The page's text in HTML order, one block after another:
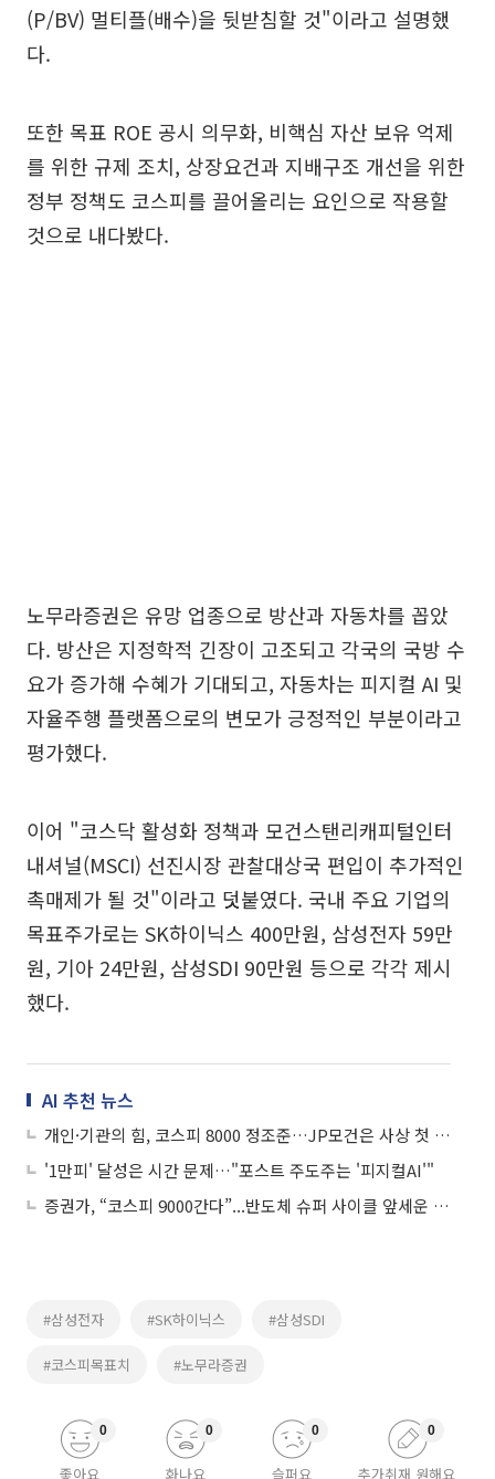
(P/BV) 멀티플(배수)을 뒷받침할 것"이라고 설명했
다.
또한 목표 ROE 공시 의무화, 비핵심 자산 보유 억제
를 위한 규제 조치, 상장요건과 지배구조 개선을 위한
정부 정책도 코스피를 끌어올리는 요인으로 작용할
것으로 내다봤다.
노무라증권은 유망 업종으로 방산과 자동차를 꼽았
다. 방산은 지정학적 긴장이 고조되고 각국의 국방 수
요가 증가해 수혜가 기대되고, 자동차는 피지컬 AI 및
자율주행 플랫폼으로의 변모가 긍정적인 부분이라고
평가했다.
이어 "코스닥 활성화 정책과 모건스탠리캐피털인터
내셔널(MSCI) 선진시장 관찰대상국 편입이 추가적인
촉매제가 될 것"이라고 덧붙였다. 국내 주요 기업의
목표주가로는 SK하이닉스 400만원, 삼성전자 59만
원, 기아 24만원, 삼성SDI 90만원 등으로 각각 제시
했다.
AI 추천 뉴스
개인·기관의 힘, 코스피 8000 정조준…JP모건은 사상 첫 ‘1만피’ 전망
'1만피' 달성은 시간 문제…"포스트 주도주는 '피지컬AI'"
증권가, “코스피 9000간다”...반도체 슈퍼 사이클 앞세운 역대급 실적 장세
#삼성전자 #SK하이닉스 #삼성SDI
#코스피목표치 #노무라증권
좋아요
0
화나요
0
슬퍼요
0
추가취재 원해요
0